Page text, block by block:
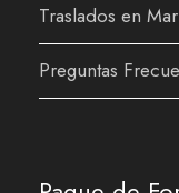
Traslados en
Preguntas